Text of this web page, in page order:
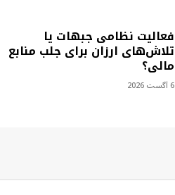
فعالیت نظامی جبهات یا
تلاش‌های ارزان برای جلب منابع
مالی؟
6 آگست 2026